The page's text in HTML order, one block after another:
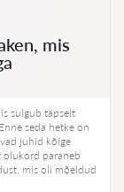
mis
sulgub täpselt
seda hetke on
juhid kõige
olukord paraneb
mis oli mõeldud